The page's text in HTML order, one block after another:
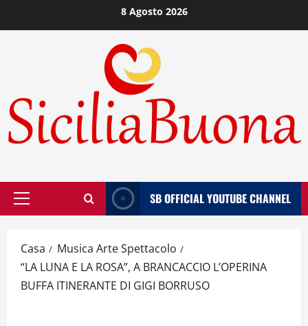
al
8 Agosto 2026
Menù
SB OFFICIAL YOUTUBE CHANNEL
Casa
Musica Arte Spettacolo
“LA LUNA E LA ROSA”, A BRANCACCIO L’OPERINA
BUFFA ITINERANTE DI GIGI BORRUSO